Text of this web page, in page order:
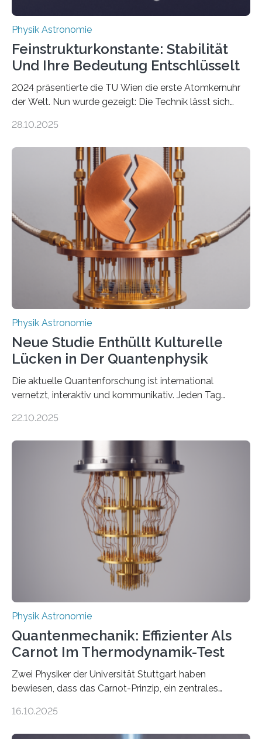
Physik Astronomie
Feinstrukturkonstante: Stabilität
Und Ihre Bedeutung Entschlüsselt
2024 präsentierte die TU Wien die erste Atomkernuhr
der Welt. Nun wurde gezeigt: Die Technik lässt sich
fundamentalen Physik nachzugehen. Thorium-
Messungen verwenden. Das hatte man jahrzehntelang
vermutet, weltweit war nach den passenden
Atomkern-Zuständen gesucht worden, 2024 gelang
einem Team der TU Wien mit Unterstützung
internationaler Partner der entscheidende Durchbruch:
Der lange diskutierte Thorium-Kernübergang wurde
gefunden. Kurz darauf konnte man zeigen, dass sich
Thorium tatsächlich nutzen lässt, um hochpräzise…
28.10.2025
Physik Astronomie
Neue Studie Enthüllt Kulturelle
Lücken in Der Quantenphysik
Die aktuelle Quantenforschung ist international
vernetzt, interaktiv und kommunikativ. Jeden Tag
oft von Autor*innen, die eng zusammenarbeiten. Neue
werden schnell weiterentwickelt. Dies ist der Alltag in
der Forschung der Quantentheorie, die dieses Jahr 100
Jahre alt geworden ist, weshalb die UNESCO 2025 zum
Internationalen Jahr der Quantenwissenschaft und -
technologie ausgerufen hat. Doch nun hat eine
internationale Forschungsgruppe um den
22.10.2025
Physik Astronomie
Quantenmechanik: Effizienter Als
Carnot Im Thermodynamik-Test
Zwei Physiker der Universität Stuttgart haben
bewiesen, dass das Carnot-Prinzip, ein zentrales
Größenordnung von Atomen gilt, deren physikalische
16.10.2025